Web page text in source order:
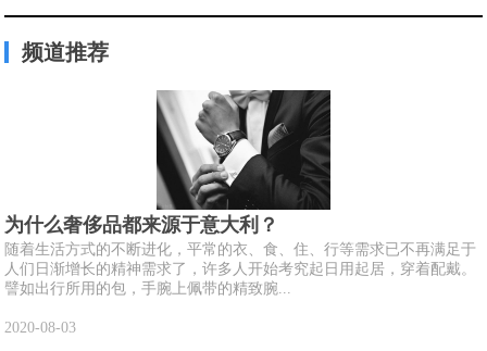
频道推荐
为什么奢侈品都来源于意大利？
随着生活方式的不断进化，平常的衣、食、住、行等需求已不再满足于
人们日渐增长的精神需求了，许多人开始考究起日用起居，穿着配戴。
譬如出行所用的包，手腕上佩带的精致腕...
2020-08-03